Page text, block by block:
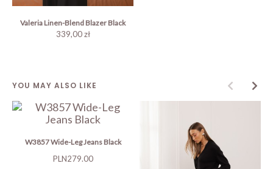
Valeria Linen-Blend Blazer Black
339,00 zł
YOU MAY ALSO LIKE
W3857 Wide-Leg Jeans Black
Price
PLN279.00